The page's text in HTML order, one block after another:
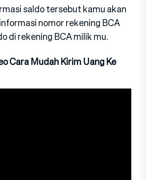
saldo tersebut kamu akan
nomor rekening BCA
di rekening BCA milik mu.
Cara Mudah Kirim Uang Ke